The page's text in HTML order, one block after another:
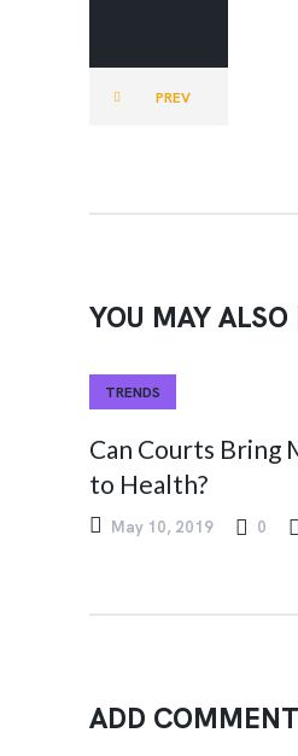
PREV
YOU MAY ALSO
TRENDS
Can Courts Bring
to Health?
May 10, 2019 0
ADD COMMENT